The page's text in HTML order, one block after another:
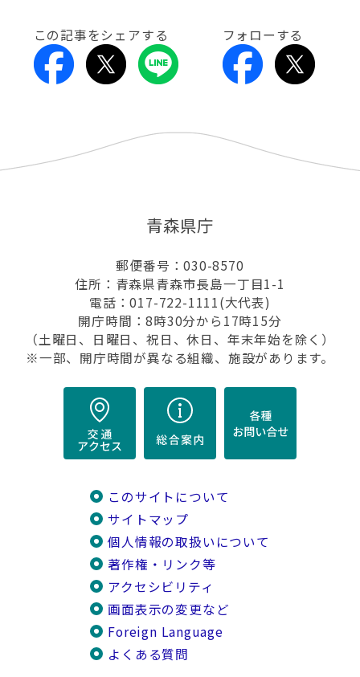
この記事をシェアする フォローする
青森県庁
郵便番号：030-8570
住所：青森県青森市長島一丁目1-1
電話：017-722-1111(大代表)
開庁時間：8時30分から17時15分
（土曜日、日曜日、祝日、休日、年末年始を除く）
※一部、開庁時間が異なる組織、施設があります。
このサイトについて
サイトマップ
個人情報の取扱いについて
著作権・リンク等
アクセシビリティ
画面表示の変更など
Foreign Language
よくある質問